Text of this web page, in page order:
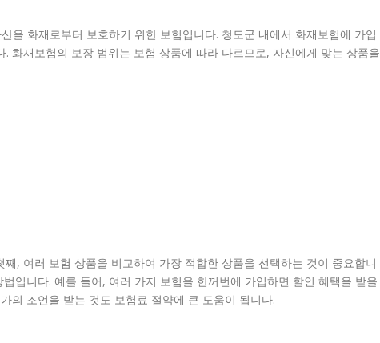
을 화재로부터 보호하기 위한 보험입니다. 청도군 내에서 화재보험에 가입
화재보험의 보장 범위는 보험 상품에 따라 다르므로, 자신에게 맞는 상품을
, 여러 보험 상품을 비교하여 가장 적합한 상품을 선택하는 것이 중요합니
입니다. 예를 들어, 여러 가지 보험을 한꺼번에 가입하면 할인 혜택을 받을
의 조언을 받는 것도 보험료 절약에 큰 도움이 됩니다.